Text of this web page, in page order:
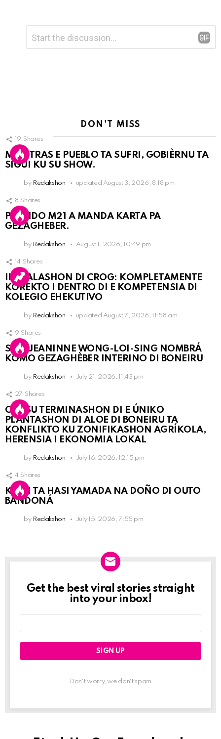
Reply
DON'T MISS
19 Shares
MIENTRAS E PUEBLO TA SUFRI, GOBIÈRNU TA
SIGUI KU SU SHOW.
by Redakshon updated August 3, 2026, 8:18 pm
8 Shares
PARTIDO M21 A MANDA KARTA PA
GEZAGHEBER.
by Redakshon August 1, 2026, 10:49 pm
14 Shares
INSTALASHON DI CROG: KOMPLETAMENTE
KOREKTO I DENTRO DI E KOMPETENSIA DI
KOLEGIO EHEKUTIVO
by Redakshon updated August 7, 2026, 11:58 am
9 Shares
SRA. JEANINNE WONG-LOI-SING NOMBRÁ
KOMO GEZAGHÈBER INTERINO DI BONEIRU
by Redakshon July 21, 2026, 11:43 pm
27 Shares
OLB SU TERMINASHON DI E ÚNIKO
PLANTASHON DI ALOE DI BONEIRU TA
KONFLIKTO KU ZONIFIKASHON AGRÍKOLA,
HERENSIA I EKONOMIA LOKAL
by Redakshon July 16, 2026, 12:15 pm
4 Shares
KPCN TA HASI YAMADA NA DOÑO DI OUTO
BANDONÁ
by Redakshon July 15, 2026, 7:55 pm
Newslett
Get the best viral stories straight
into your inbox!
Don't worry, we don't spam